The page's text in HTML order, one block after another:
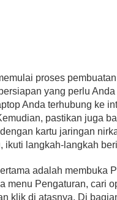
proses
yang perlu
Anda terhubung ke
pastikan juga
kartu jaringan
ikuti langkah-langkah
adalah membuka
menu Pengaturan, cari
klik di atasnya. Di